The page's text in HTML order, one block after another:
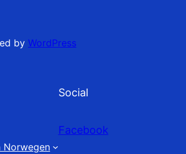
by WordPress
Norwegen
Social
Facebook